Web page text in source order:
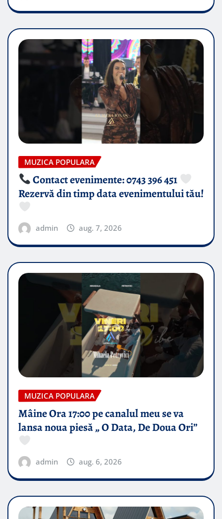
MUZICA POPULARA
Contact evenimente: 0743 396 451
Rezervă din timp data evenimentului tău!
admin aug. 7, 2026
MUZICA POPULARA
Mâine Ora 17:00 pe canalul meu se va
lansa noua piesă „ O Data, De Doua Ori”
admin aug. 6, 2026